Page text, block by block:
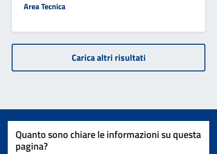
Area Tecnica
Carica altri risultati
Quanto sono chiare le informazioni su questa
pagina?